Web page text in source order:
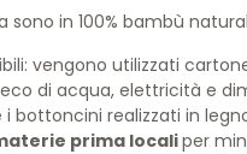
in 100% bambù
vengono utilizzati
di acqua, elettricità e
i bottoncini realizzati in
prima localiper